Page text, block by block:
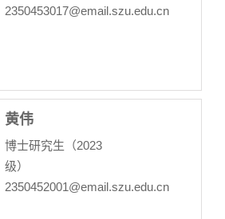
2350453017@email.szu.edu.cn
黄伟
博士研究生（2023
级）
2350452001@email.szu.edu.cn